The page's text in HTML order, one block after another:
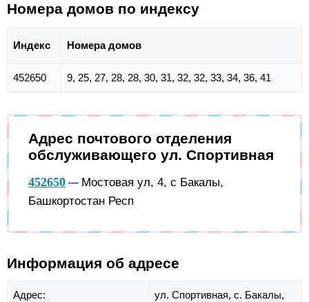
Номера домов по индексу
Индекс Номера домов
452650 9, 25, 27, 28, 28, 30, 31, 32, 32, 33, 34, 36, 41
Адрес почтового отделения
обслуживающего ул. Спортивная
452650 — Мостовая ул, 4, с Бакалы,
Башкортостан Респ
Информация об адресе
Адрес: ул. Спортивная, с. Бакалы,